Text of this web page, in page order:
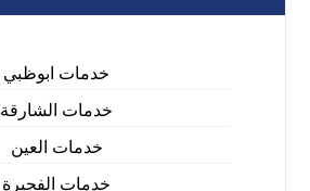
خدمات ابوظبي
خدمات الشارقة
خدمات العين
خدمات الفجيرة